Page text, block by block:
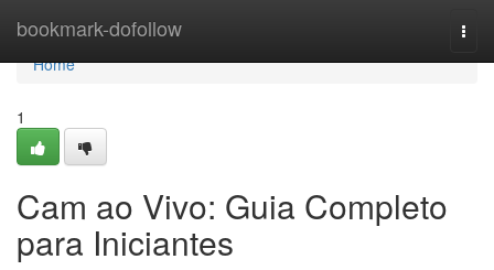
bookmark-dofollow
Home
Home
1
Cam ao Vivo: Guia Completo
para Iniciantes